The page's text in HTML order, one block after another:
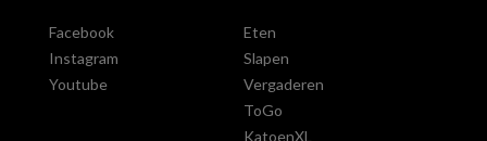
Facebook
Instagram
Youtube
Eten
Slapen
Vergaderen
ToGo
KatoenXL